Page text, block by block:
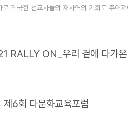
로 귀국한 선교사들의 재사역의 기회도 주어
RALLY ON_우리 곁에 다가온
6회 다문화교육포럼